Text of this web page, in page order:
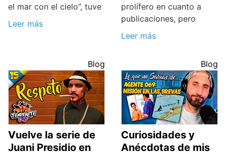
el mar con el cielo”, tuve
Leer más
prolífero en cuanto a
publicaciones, pero
Leer más
Blog
Vuelve la serie de
Juani Presidio en
Blog
Curiosidades y
Anécdotas de mis